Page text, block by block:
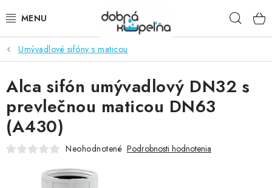
na
SPRCHOVÉ KÚTY
SPRCHOVÉ DVERE
BATÉRIE
VANE
KÚPEĽŇOVÝ NÁBYTOK
Umývadlové sifóny s maticou
Alca sifón umývadlový DN32 s
prevlečnou maticou DN63
(A430)
Neohodnotené Podrobnosti hodnotenia